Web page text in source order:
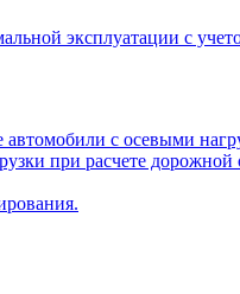
эксплуатации с
автомобили с осевыми
при расчете